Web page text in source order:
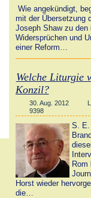
Wie angekündigt,
mit der Übersetzung
Joseph Shaw zu den
Widersprüchen und
einer Reform…
Welche Liturgie
Konzil?
30. Aug. 2012
9398
S. E.
Rom
Horst wieder
die…